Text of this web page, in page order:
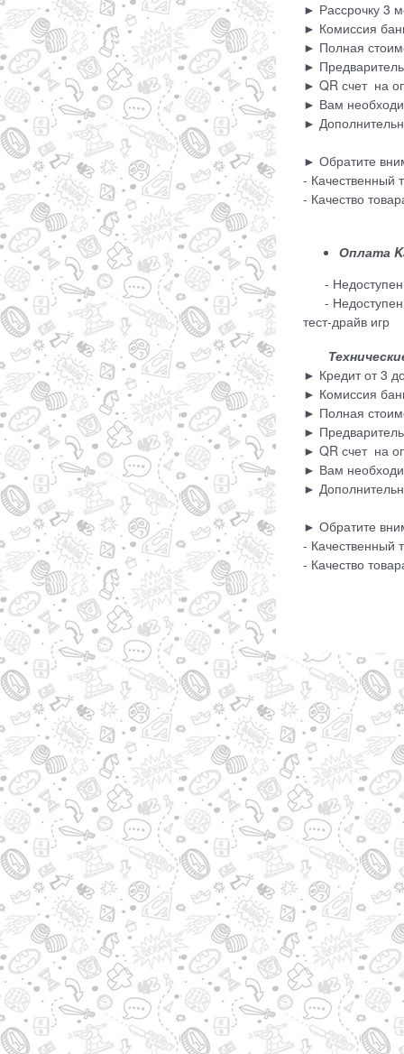
► Рассрочку 3
► Комиссия
► Полная
►
► QR счет на
► Вам
►
► Обратите
- Качественный
- Качество
Оплата
- Недоступен
- Недоступен
тест-драйв игр
► Кредит от 3
► Комиссия
► Полная
►
► QR счет на
► Вам
►
► Обратите
- Качественный
- Качество